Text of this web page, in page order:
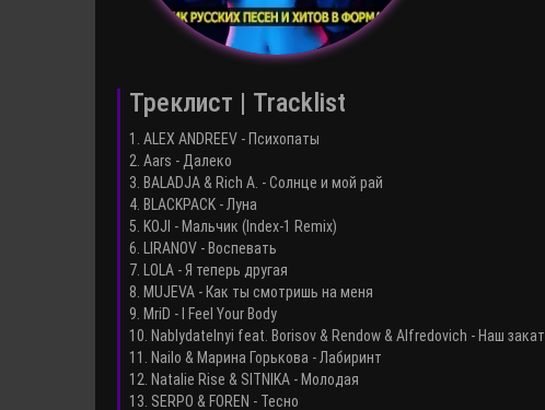
Треклист | Tracklist
1. ALEX ANDREEV - Психопаты
2. Aars - Далеко
3. BALADJA & Rich A. - Солнце и мой рай
4. BLACKPACK - Луна
5. KOJI - Мальчик (Index-1 Remix)
6. LIRANOV - Воспевать
7. LOLA - Я теперь другая
8. MUJEVA - Как ты смотришь на меня
9. MriD - I Feel Your Body
10. Nablydatelnyi feat. Borisov & Rendow & Alfredovich - Наш закат
11. Nailo & Марина Горькова - Лабиринт
12. Natalie Rise & SITNIKA - Молодая
13. SERPO & FOREN - Тесно